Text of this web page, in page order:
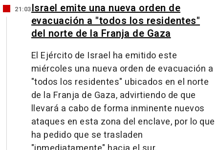
21:03Israel emite una nueva orden de
evacuación a "todos los residentes"
del norte de la Franja de Gaza
El Ejército de Israel ha emitido este
miércoles una nueva orden de evacuación a
"todos los residentes" ubicados en el norte
de la Franja de Gaza, advirtiendo de que
llevará a cabo de forma inminente nuevos
ataques en esta zona del enclave, por lo que
ha pedido que se trasladen